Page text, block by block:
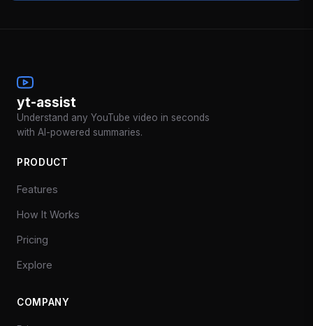
yt-assist
Understand any YouTube video in seconds
with AI-powered summaries.
PRODUCT
Features
How It Works
Pricing
Explore
COMPANY